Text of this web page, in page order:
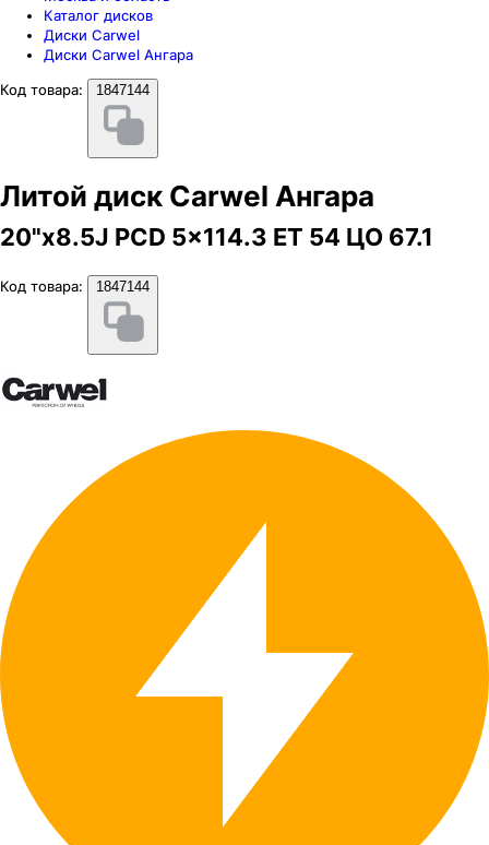
Каталог дисков
Диски Carwel
Диски Carwel Ангара
Код товара:
1847144
Литой диск Carwel Ангара
20"x8.5J PCD 5x114.3 ЕТ 54 ЦО 67.1
Код товара: 1847144